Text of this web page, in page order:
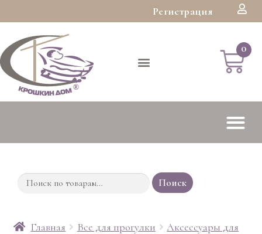
Регистрация
Поиск
Главная Все для прогулки
Аксессуары для